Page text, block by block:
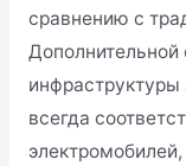
сравнению с
Дополнительной
инфраструктуры
всегда